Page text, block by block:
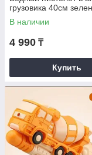
грузовика 40см
В наличии
4 990 ₸
Купить